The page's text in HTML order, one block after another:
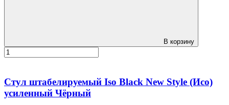
В корзину
Стул штабелируемый Iso Black New Style (Исо)
усиленный Чёрный